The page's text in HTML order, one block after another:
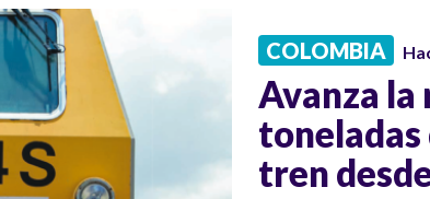
COLOMBIA
Avanza
tren